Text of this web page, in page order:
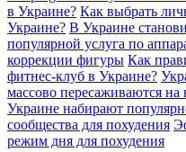
в Украине? Как выбрать
Украине? В Украине
популярной услуга по
коррекции фигуры Как
фитнес-клуб в Украине?
массово пересаживаются на
Украине набирают
сообщества для похудения
режим дня для похудения